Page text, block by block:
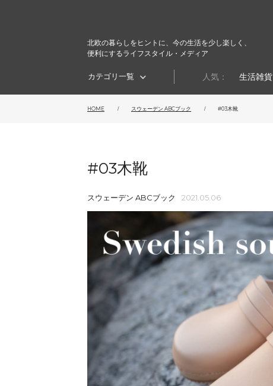
北欧の暮らしをヒントに、今の生活を少し楽しく、
便利にするライフスタイル・メディア
カテゴリ一覧 人気： 生活雑貨
HOME スウェーデン ABCブック #03木靴
#03木靴
スウェーデン ABCブック 2021.05.06